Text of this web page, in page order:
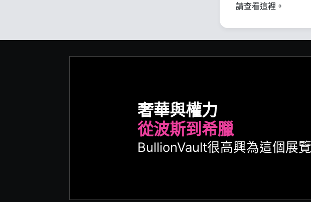
請查看這裡。
奢華與權力
從波斯到希臘
BullionVault很高興為這個展